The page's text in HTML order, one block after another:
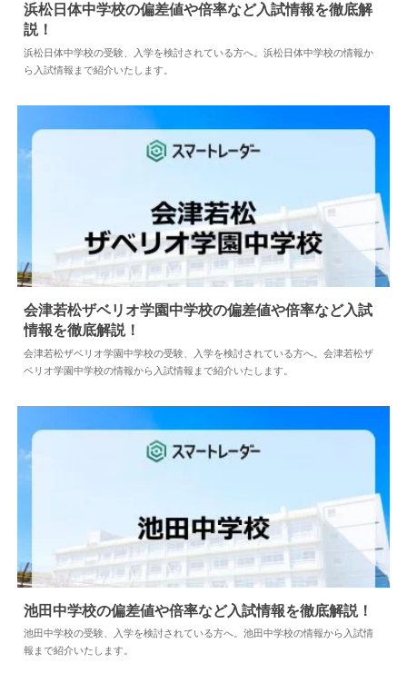
中学情報 2026.08.04
浜松日体中学校の偏差値や倍率など入試情報を徹底解
説！
浜松日体中学校の受験、入学を検討されている方へ。浜松日体中学校の情報か
ら入試情報まで紹介いたします。
中学情報 2026.08.04
会津若松ザベリオ学園中学校の偏差値や倍率など入試
情報を徹底解説！
会津若松ザベリオ学園中学校の受験、入学を検討されている方へ。会津若松ザ
ベリオ学園中学校の情報から入試情報まで紹介いたします。
中学情報
池田中学校の偏差値や倍率など入試情報を徹底解説！
池田中学校の受験、入学を検討されている方へ。池田中学校の情報から入試情
報まで紹介いたします。